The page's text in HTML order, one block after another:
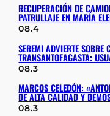
RECUPERACIÓN DE
PATRULLAJE EN MARÍA
08.4
SEREMI ADVIERTE SOBRE
TRANSANTOFAGASTA:
08.3
MARCOS CELEDÓN:
DE ALTA CALIDAD Y
08.3